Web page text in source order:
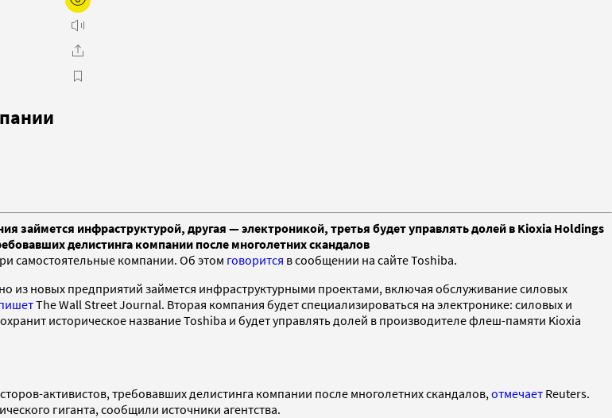
займется инфраструктурой, другая — электроникой, третья будет управлять долей в Kioxia Holdings
делистинга компании после многолетних скандалов
самостоятельные компании. Об этом говорится в сообщении на сайте Toshiba.
из новых предприятий займется инфраструктурными проектами, включая обслуживание силовых
The Wall Street Journal. Вторая компания будет специализироваться на электронике: силовых и
историческое название Toshiba и будет управлять долей в производителе флеш-памяти Kioxia
активистов, требовавших делистинга компании после многолетних скандалов, отмечает Reuters.
гиганта, сообщили источники агентства.